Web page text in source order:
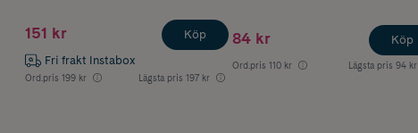
151 kr
Fri frakt Instabox
Ord.pris 199 kr Lägsta pris 197 kr
Köp 84 kr
Ord.pris 110 kr Lägsta pris 94 kr
Köp